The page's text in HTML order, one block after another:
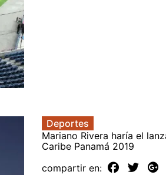
Deportes
Mariano Rivera haría el
Caribe Panamá 2019
compartir en: